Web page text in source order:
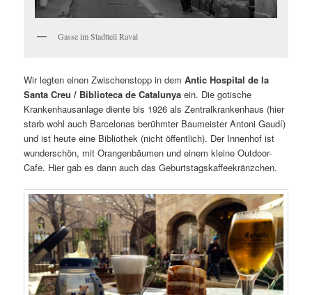
Gasse im Stadtteil Raval
Wir legten einen Zwischenstopp in demAntic Hospital de la
Santa Creu / Biblioteca de Catalunyaein. Die gotische
Krankenhausanlage diente bis 1926 als Zentralkrankenhaus (hier
starb wohl auch Barcelonas berühmter Baumeister Antoni Gaudí)
und ist heute eine Bibliothek (nicht öffentlich). Der Innenhof ist
wunderschön, mit Orangenbäumen und einem kleine Outdoor-
Cafe. Hier gab es dann auch das Geburtstagskaffeekränzchen.